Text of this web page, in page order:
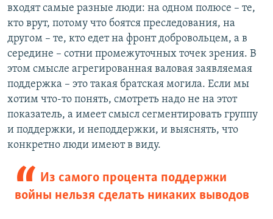
входят самые разные люди: на одном полюсе – те,
кто врут, потому что боятся преследования, на
другом – те, кто едет на фронт добровольцем, а в
середине – сотни промежуточных точек зрения. В
этом смысле агрегированная валовая заявляемая
поддержка – это такая братская могила. Если мы
хотим что-то понять, смотреть надо не на этот
показатель, а имеет смысл сегментировать группу
и поддержки, и неподдержки, и выяснять, что
конкретно люди имеют в виду.
Из самого процента поддержки
войны нельзя сделать никаких выводов